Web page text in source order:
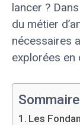
lancer ?
du métier
nécessaires
explorées en
Sommaire
Les